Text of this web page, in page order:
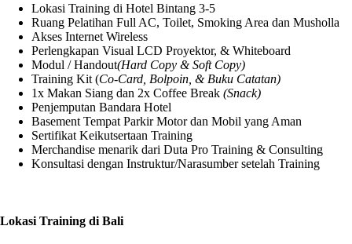
Lokasi Training di Hotel Bintang 3-5
Ruang Pelatihan Full AC, Toilet, Smoking Area dan Musholla
Akses Internet Wireless
Perlengkapan Visual LCD Proyektor, & Whiteboard
Modul / Handout(Hard Copy & Soft Copy)
Training Kit (Co-Card, Bolpoin, & Buku Catatan)
1x Makan Siang dan 2x Coffee Break (Snack)
Penjemputan Bandara Hotel
Basement Tempat Parkir Motor dan Mobil yang Aman
Sertifikat Keikutsertaan Training
Merchandise menarik dari Duta Pro Training & Consulting
Konsultasi dengan Instruktur/Narasumber setelah Training
Lokasi Training di Bali